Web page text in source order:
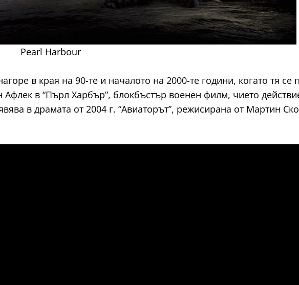
Pearl Harbour
в края на 90-те и началото на 2000-те години, когато тя
Афлек в “Пърл Харбър”, блокбъстър военен филм, чието
в драмата от 2004 г. “Авиаторът”, режисирана от Мартин